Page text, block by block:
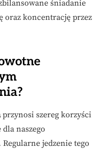
śniadanie
oraz koncentrację przez
przynosi szereg korzyści
naszego
jedzenie tego